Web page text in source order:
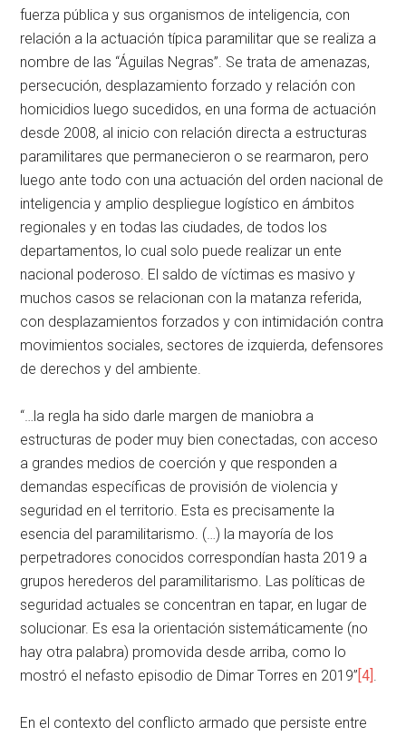
fuerza pública y sus organismos de inteligencia, con
relación a la actuación típica paramilitar que se realiza a
nombre de las “Águilas Negras”. Se trata de amenazas,
persecución, desplazamiento forzado y relación con
homicidios luego sucedidos, en una forma de actuación
desde 2008, al inicio con relación directa a estructuras
paramilitares que permanecieron o se rearmaron, pero
luego ante todo con una actuación del orden nacional de
inteligencia y amplio despliegue logístico en ámbitos
regionales y en todas las ciudades, de todos los
departamentos, lo cual solo puede realizar un ente
nacional poderoso. El saldo de víctimas es masivo y
muchos casos se relacionan con la matanza referida,
con desplazamientos forzados y con intimidación contra
movimientos sociales, sectores de izquierda, defensores
de derechos y del ambiente.
“…la regla ha sido darle margen de maniobra a
estructuras de poder muy bien conectadas, con acceso
a grandes medios de coerción y que responden a
demandas específicas de provisión de violencia y
seguridad en el territorio. Esta es precisamente la
esencia del paramilitarismo. (…) la mayoría de los
perpetradores conocidos correspondían hasta 2019 a
grupos herederos del paramilitarismo. Las políticas de
seguridad actuales se concentran en tapar, en lugar de
solucionar. Es esa la orientación sistemáticamente (no
hay otra palabra) promovida desde arriba, como lo
mostró el nefasto episodio de Dimar Torres en 2019”[4].
En el contexto del conflicto armado que persiste entre